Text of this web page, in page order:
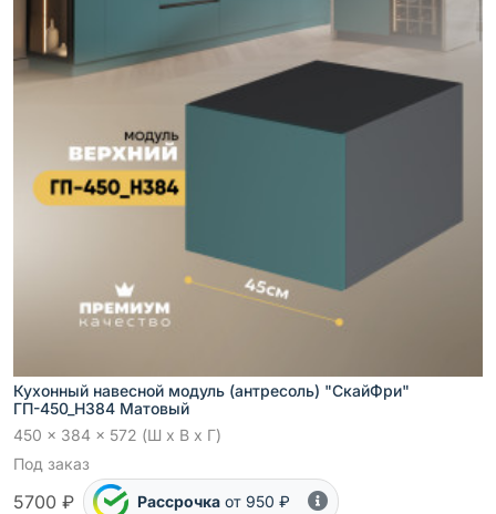
Кухонный навесной модуль (антресоль) "СкайФри"
ГП-450_Н384 Матовый
450 x 384 x 572 (Ш x В x Г)
Под заказ
5700 ₽ Рассрочка от 950 ₽